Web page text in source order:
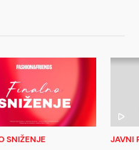
SNIŽENJE JAVNI